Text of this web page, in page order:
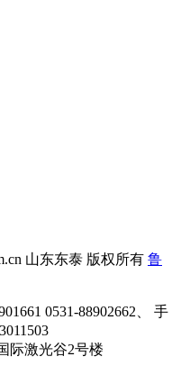
山东东泰 版权所有 鲁
0531-88902662、 手
际激光谷2号楼